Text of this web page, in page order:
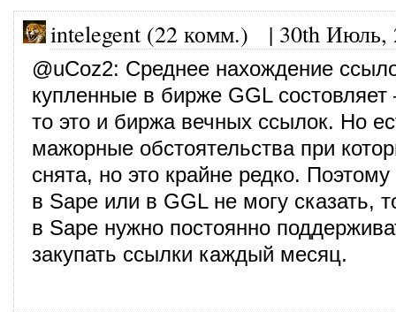
intelegent (22 комм.) | 30th Июль,
@uCoz2: Среднее нахождение
купленные в бирже GGL
то это и биржа вечных ссылок. Но
мажорные обстоятельства при
снята, но это крайне редко.
в Sape или в GGL не могу сказать,
в Sape нужно постоянно
закупать ссылки каждый месяц.